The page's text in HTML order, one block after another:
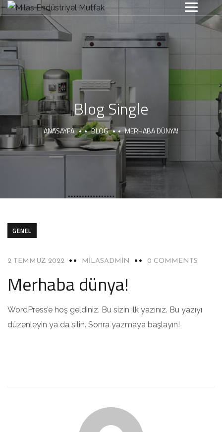
Blog Single
ANASAYFA BLOG MERHABA DÜNYA!
GENEL
2 TEMMUZ 2022 MILASADMIN 0 COMMENTS
Merhaba dünya!
WordPress’e hoş geldiniz. Bu sizin ilk yazınız. Bu yazıyı
düzenleyin ya da silin. Sonra yazmaya başlayın!